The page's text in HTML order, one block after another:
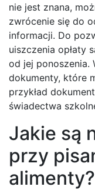
nie jest znana,
zwrócenie się do
informacji. Do
uiszczenia opłaty
od jej ponoszenia.
dokumenty, które
przykład
świadectwa
Jakie są
przy
alimenty?